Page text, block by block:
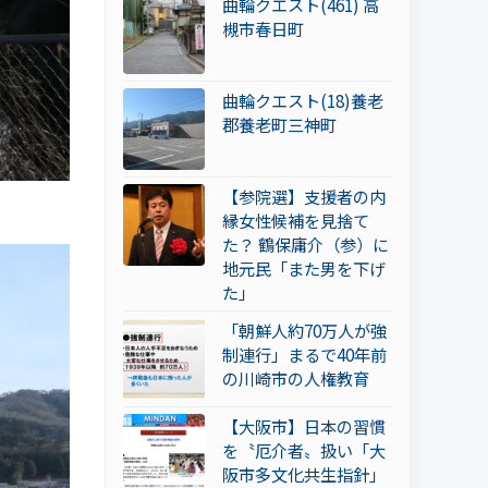
槻市春日町
曲輪クエスト(18)養老
郡養老町三神町
【参院選】支援者の内
縁女性候補を見捨て
た？ 鶴保庸介（参）に
地元民「また男を下げ
た」
「朝鮮人約70万人が強
制連行」まるで40年前
の川崎市の人権教育
【大阪市】日本の習慣
を〝厄介者〟扱い「大
阪市多文化共生指針」